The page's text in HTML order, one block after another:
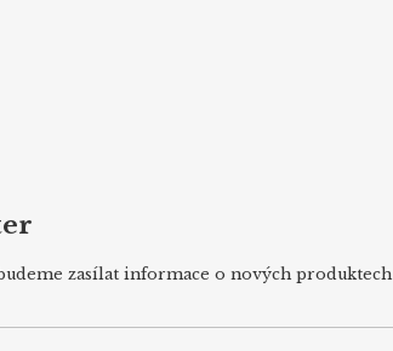
zasílat informace o nových produktech